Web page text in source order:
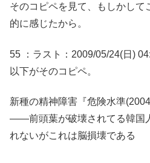
そのコピペを見て、もしかして
的に感じたから。
55 ：ラスト：2009/05/24(日)
以下がそのコピペ。
新種の精神障害『危険水準(2004
――前頭葉が破壊されてる韓国
れないがこれは脳損壊である